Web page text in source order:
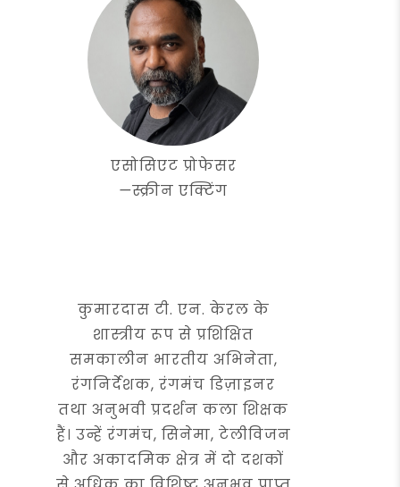
एसोसिएट प्रोफेसर
—स्क्रीन एक्टिंग
कुमारदास टी. एन. केरल के
शास्त्रीय रूप से प्रशिक्षित
समकालीन भारतीय अभिनेता,
रंगनिर्देशक, रंगमंच डिज़ाइनर
तथा अनुभवी प्रदर्शन कला शिक्षक
हैं। उन्हें रंगमंच, सिनेमा, टेलीविजन
और अकादमिक क्षेत्र में दो दशकों